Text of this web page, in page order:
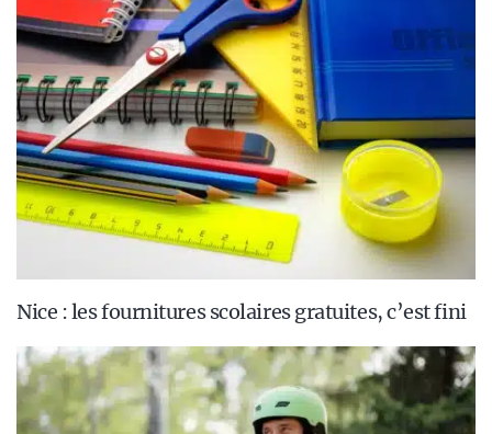
Nice : les fournitures scolaires gratuites, c’est fini